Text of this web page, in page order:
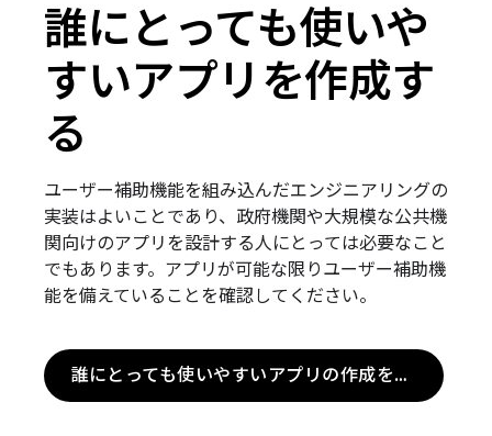
誰にとっても使いや
すいアプリを作成す
る
ユーザー補助機能を組み込んだエンジニアリングの
実装はよいことであり、政府機関や大規模な公共機
関向けのアプリを設計する人にとっては必要なこと
でもあります。アプリが可能な限りユーザー補助機
能を備えていることを確認してください。
誰にとっても使いやすいアプリの作成を開始